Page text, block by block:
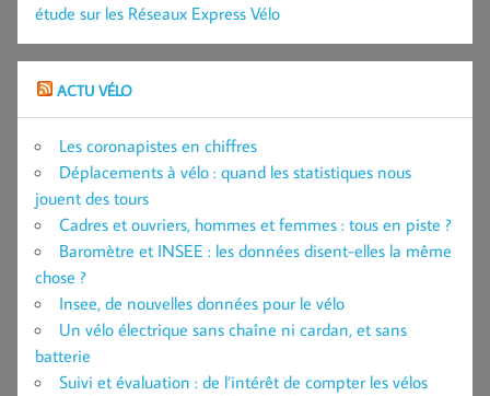
étude sur les Réseaux Express Vélo
ACTU VÉLO
Les coronapistes en chiffres
Déplacements à vélo : quand les statistiques nous
jouent des tours
Cadres et ouvriers, hommes et femmes : tous en piste ?
Baromètre et INSEE : les données disent-elles la même
chose ?
Insee, de nouvelles données pour le vélo
Un vélo électrique sans chaîne ni cardan, et sans
batterie
Suivi et évaluation : de l’intérêt de compter les vélos